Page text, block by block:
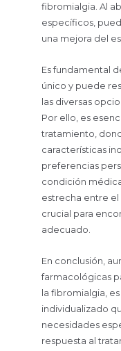
fibromialgia. Al
específicos,
una mejora del
Es fundamental
único y puede
las diversas
Por ello, es
tratamiento,
características
preferencias
condición
estrecha entre
crucial para
adecuado.
En conclusión,
farmacológicas
la fibromialgia,
individualizado
necesidades
respuesta al